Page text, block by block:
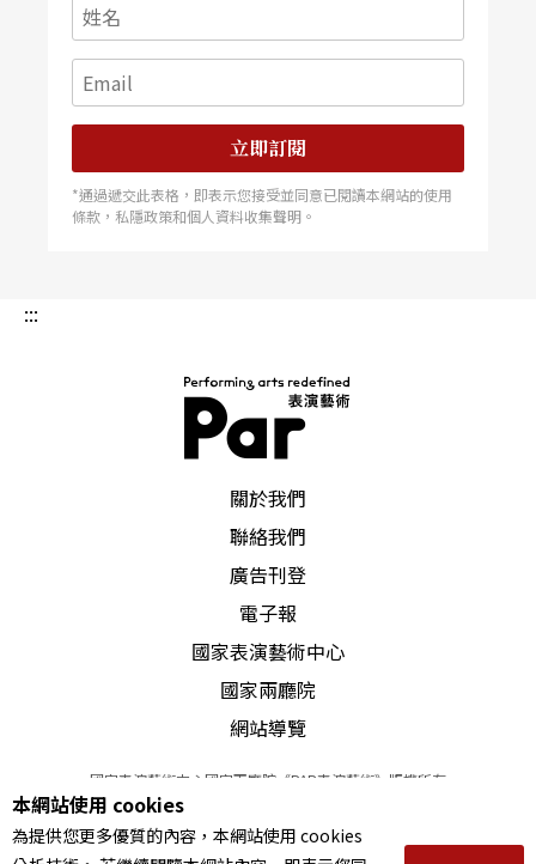
立即訂閱
*通過遞交此表格，即表示您接受並同意已閱讀本網站的使用
條款，私隱政策和個人資料收集聲明。
:::
關於我們
聯絡我們
廣告刊登
電子報
國家表演藝術中心
國家兩廳院
網站導覽
國家表演藝術中心國家兩廳院《PAR表演藝術》版權所有
© 2022Performing arts redefined. All Rights Reserved
統一編號 Tax Id number 00973926
本網站使用 cookies
為提供您更多優質的內容，本網站使用 cookies